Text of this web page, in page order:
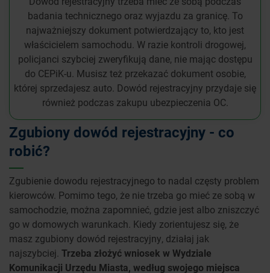
badania technicznego oraz wyjazdu za granicę. To
najważniejszy dokument potwierdzający to, kto jest
właścicielem samochodu. W razie kontroli drogowej,
policjanci szybciej zweryfikują dane, nie mając dostępu
do CEPiK-u. Musisz też przekazać dokument osobie,
której sprzedajesz auto. Dowód rejestracyjny przydaje się
również podczas zakupu ubezpieczenia OC.
Zgubiony dowód rejestracyjny - co
robić?
Zgubienie dowodu rejestracyjnego to nadal częsty problem
kierowców. Pomimo tego, że nie trzeba go mieć ze sobą w
samochodzie, można zapomnieć, gdzie jest albo zniszczyć
go w domowych warunkach. Kiedy zorientujesz się, że
masz zgubiony dowód rejestracyjny, działaj jak
najszybciej. Trzeba złożyć wniosek w Wydziale
Komunikacji Urzędu Miasta, według swojego miejsca